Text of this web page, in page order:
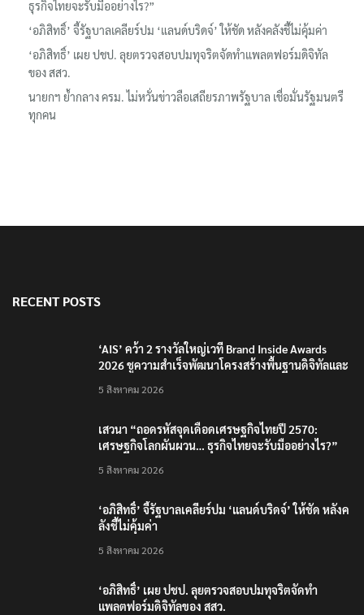
ธุรกิจไทยจะรับมืออย่างไร?”
‘อภิสิทธิ์’ จี้รัฐบาลเคลียร์ปม ‘แลนด์บริดจ์’ ให้ชัด หลังคลังชี้ไม่คุ้มค่า
‘อภิสิทธิ์’ เผย ปชป. ลุยตรวจสอบปมทุจริตจัดทำแพลตฟอร์มดิจิทัล
ของ สสว.
นายกฯ ย้ำกลาง ครม. ไม่หวั่นข่าวลือเสถียรภาพรัฐบาล เชื่อมั่นรัฐมนตรี
ทุกคน
RECENT POSTS
‘AIS’ คว้า 2 รางวัลใหญ่เวที Brand Inside Awards
2026 ชูความสำเร็จพัฒนาโครงสร้างพื้นฐานดิจิทัลและ
5 สิงหาคม 2026
เสวนา “ถอดรหัสจุดเดือดเศรษฐกิจไทยปี 2570:
เศรษฐกิจโลกผันผวน… ธุรกิจไทยจะรับมืออย่างไร?”
5 สิงหาคม 2026
‘อภิสิทธิ์’ จี้รัฐบาลเคลียร์ปม ‘แลนด์บริดจ์’ ให้ชัด หลังค
ลังชี้ไม่คุ้มค่า
5 สิงหาคม 2026
‘อภิสิทธิ์’ เผย ปชป. ลุยตรวจสอบปมทุจริตจัดทำ
แพลตฟอร์มดิจิทัลของ สสว.